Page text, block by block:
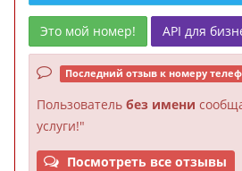
Это мой номер! API для
Последний отзыв к номеру
Пользователь без имени
услуги!"
Посмотреть все отзывы